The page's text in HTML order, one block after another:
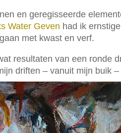
en geregisseerde
Water Geven had ik
met kwast en verf.
resultaten van een ronde
driften – vanuit mijn buik